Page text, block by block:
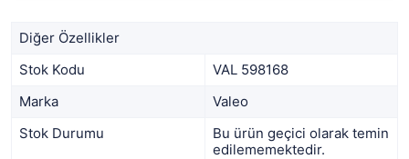
Diğer Özellikler
Stok Kodu
VAL 598168
Marka
Valeo
Stok Durumu
Bu ürün geçici olarak temin
edilememektedir.